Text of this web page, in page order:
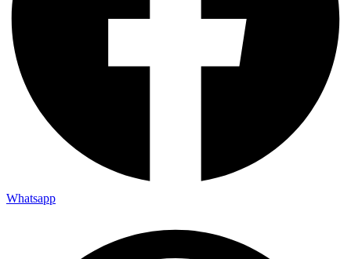
Whatsapp